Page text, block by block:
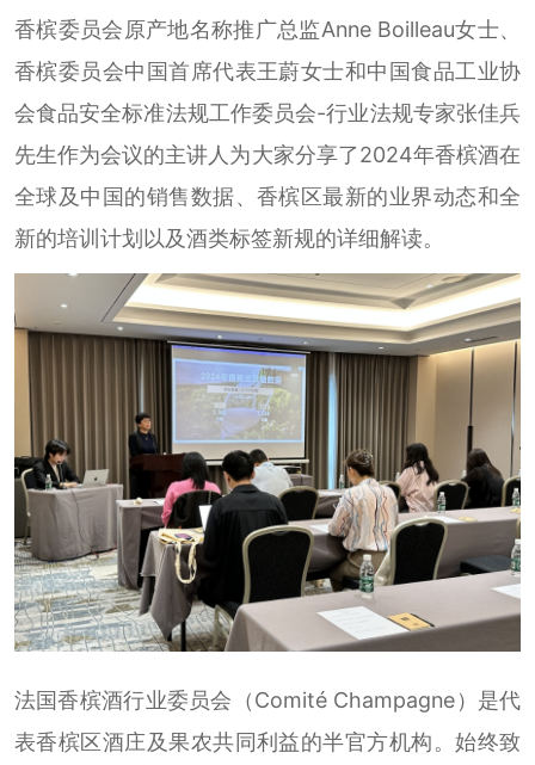
香槟委员会原产地名称推广总监Anne Boilleau女士、
香槟委员会中国首席代表王蔚女士和中国食品工业协
会食品安全标准法规工作委员会-行业法规专家张佳兵
先生作为会议的主讲人为大家分享了2024年香槟酒在
全球及中国的销售数据、香槟区最新的业界动态和全
新的培训计划以及酒类标签新规的详细解读。
法国香槟酒行业委员会（Comité Champagne）是代
表香槟区酒庄及果农共同利益的半官方机构。始终致